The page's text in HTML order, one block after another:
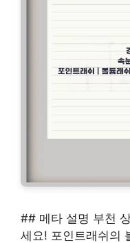
## 메타 설명 부천
세요! 포인트래쉬의